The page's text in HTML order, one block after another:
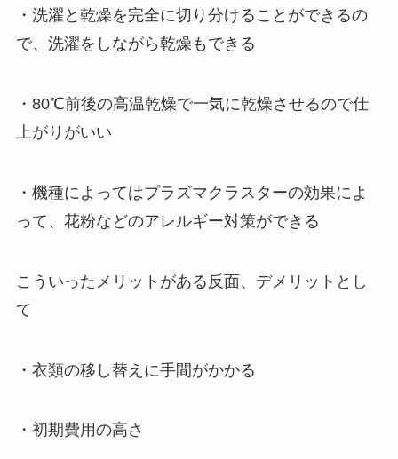
・洗濯と乾燥を完全に切り分けることができるの
で、洗濯をしながら乾燥もできる
・80℃前後の高温乾燥で一気に乾燥させるので仕
上がりがいい
・機種によってはプラズマクラスターの効果によ
って、花粉などのアレルギー対策ができる
こういったメリットがある反面、デメリットとし
て
・衣類の移し替えに手間がかかる
・初期費用の高さ